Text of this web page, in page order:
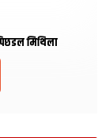
मिथिला